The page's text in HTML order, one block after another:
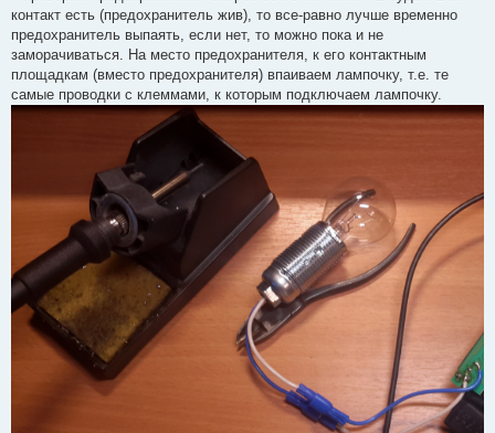
контакт есть (предохранитель жив), то все-равно лучше временно
предохранитель выпаять, если нет, то можно пока и не
заморачиваться. На место предохранителя, к его контактным
площадкам (вместо предохранителя) впаиваем лампочку, т.е. те
самые проводки с клеммами, к которым подключаем лампочку.